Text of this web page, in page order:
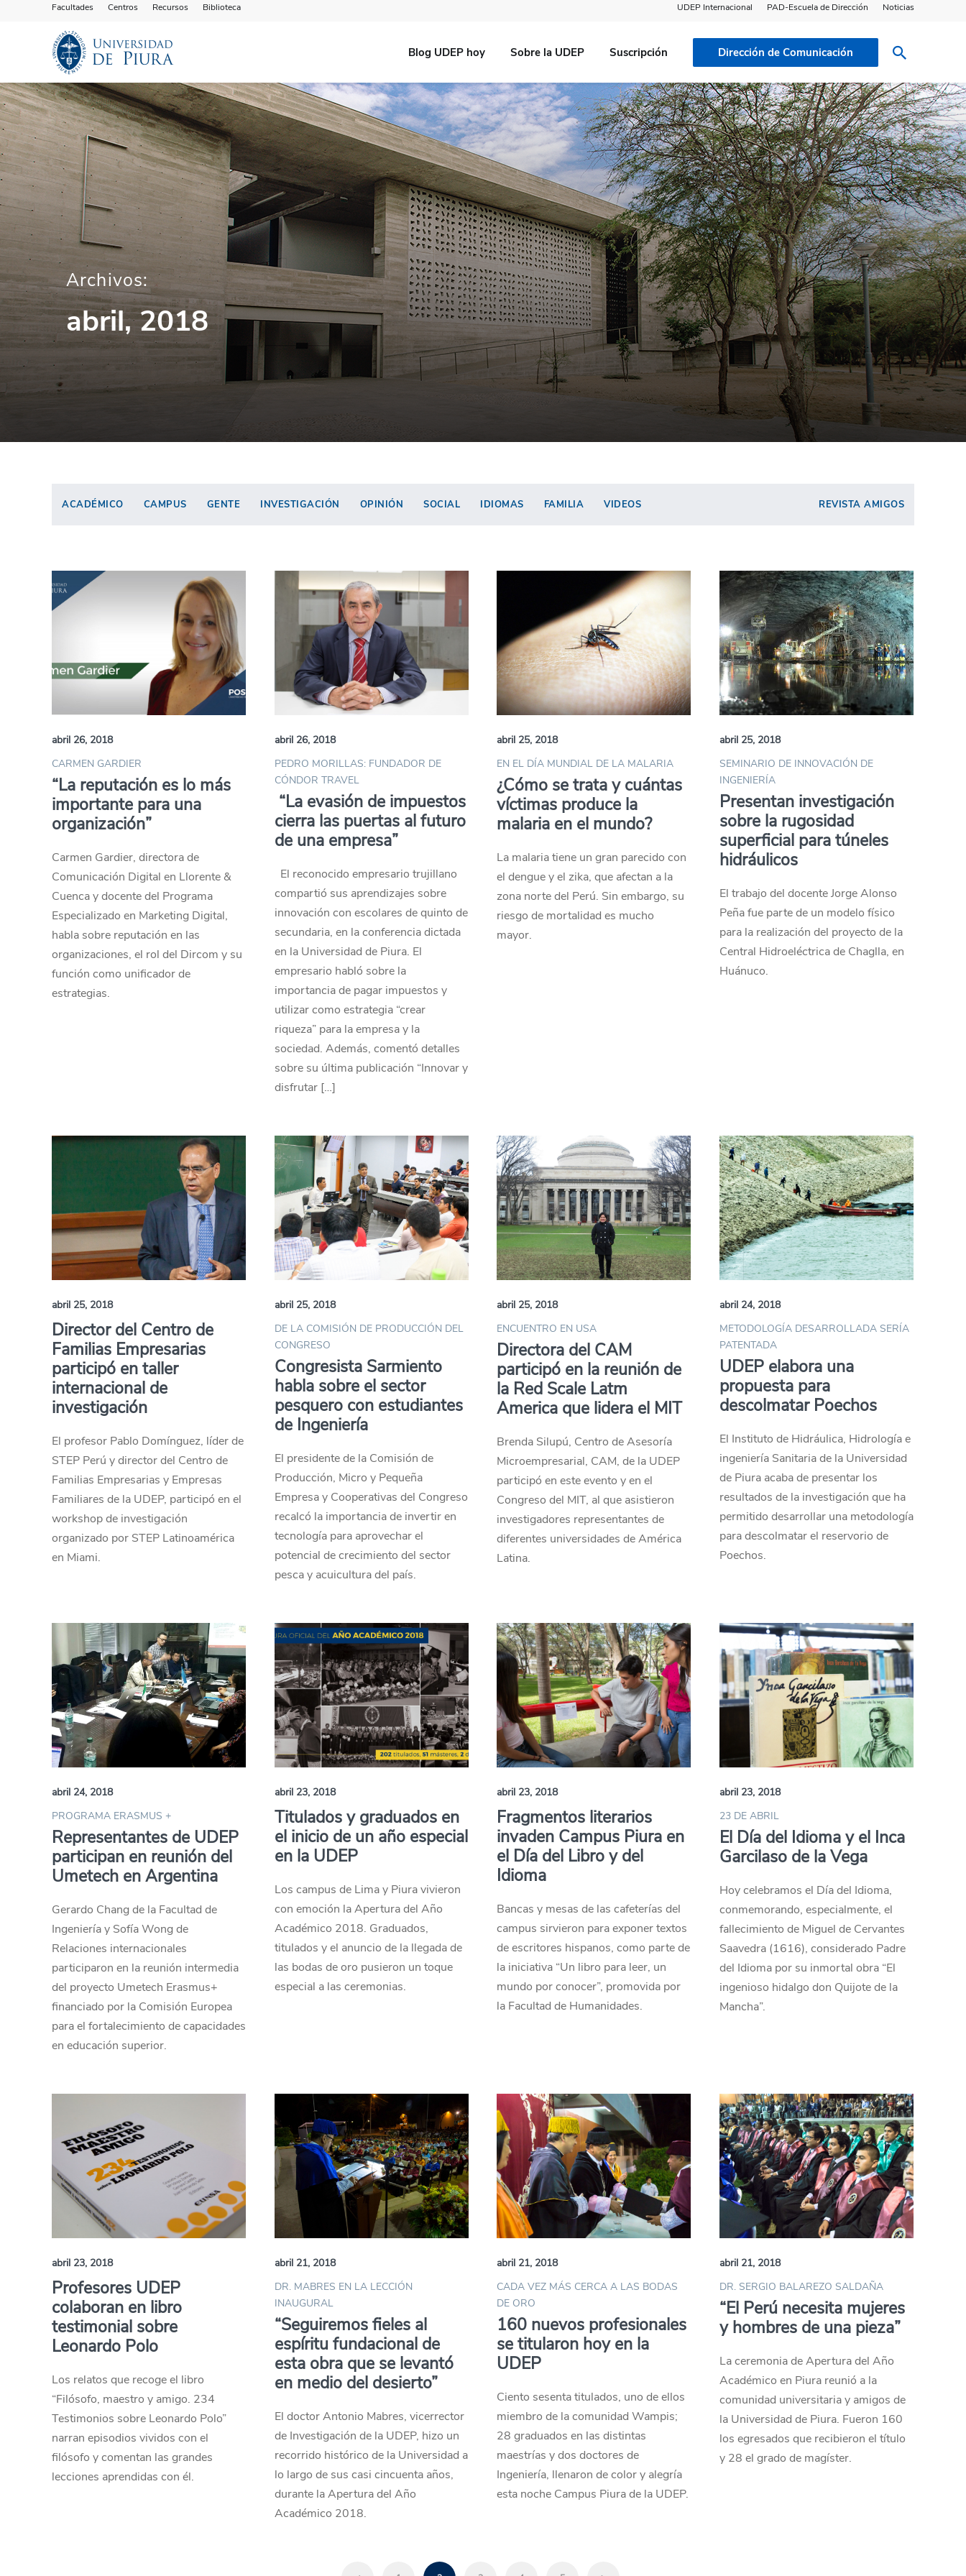
Facultades Centros Recursos Biblioteca UDEP Internacional PAD-Escuela de Dirección Noticias
Blog UDEP hoy Sobre la UDEP Suscripción Dirección de Comunicación
Archivos:
abril, 2018
ACADÉMICO CAMPUS GENTE INVESTIGACIÓN OPINIÓN SOCIAL IDIOMAS FAMILIA VIDEOS REVISTA AMIGOS
abril 26, 2018
CARMEN GARDIER
“La reputación es lo más
importante para una
organización”
Carmen Gardier, directora de
Comunicación Digital en Llorente &
Cuenca y docente del Programa
Especializado en Marketing Digital,
habla sobre reputación en las
organizaciones, el rol del Dircom y su
función como unificador de
estrategias.
abril 26, 2018
PEDRO MORILLAS: FUNDADOR DE
CÓNDOR TRAVEL
“La evasión de impuestos
cierra las puertas al futuro
de una empresa”
El reconocido empresario trujillano
compartió sus aprendizajes sobre
innovación con escolares de quinto de
secundaria, en la conferencia dictada
en la Universidad de Piura. El
empresario habló sobre la
importancia de pagar impuestos y
utilizar como estrategia “crear
riqueza” para la empresa y la
sociedad. Además, comentó detalles
sobre su última publicación “Innovar y
disfrutar […]
abril 25, 2018
EN EL DÍA MUNDIAL DE LA MALARIA
¿Cómo se trata y cuántas
víctimas produce la
malaria en el mundo?
La malaria tiene un gran parecido con
el dengue y el zika, que afectan a la
zona norte del Perú. Sin embargo, su
riesgo de mortalidad es mucho
mayor.
abril 25, 2018
SEMINARIO DE INNOVACIÓN DE
INGENIERÍA
Presentan investigación
sobre la rugosidad
superficial para túneles
hidráulicos
El trabajo del docente Jorge Alonso
Peña fue parte de un modelo físico
para la realización del proyecto de la
Central Hidroeléctrica de Chaglla, en
Huánuco.
abril 25, 2018
Director del Centro de
Familias Empresarias
participó en taller
internacional de
investigación
El profesor Pablo Domínguez, líder de
STEP Perú y director del Centro de
Familias Empresarias y Empresas
Familiares de la UDEP, participó en el
workshop de investigación
organizado por STEP Latinoamérica
en Miami.
abril 25, 2018
DE LA COMISIÓN DE PRODUCCIÓN DEL
CONGRESO
Congresista Sarmiento
habla sobre el sector
pesquero con estudiantes
de Ingeniería
El presidente de la Comisión de
Producción, Micro y Pequeña
Empresa y Cooperativas del Congreso
recalcó la importancia de invertir en
tecnología para aprovechar el
potencial de crecimiento del sector
pesca y acuicultura del país.
abril 25, 2018
ENCUENTRO EN USA
Directora del CAM
participó en la reunión de
la Red Scale Latm
America que lidera el MIT
Brenda Silupú, Centro de Asesoría
Microempresarial, CAM, de la UDEP
participó en este evento y en el
Congreso del MIT, al que asistieron
investigadores representantes de
diferentes universidades de América
Latina.
abril 24, 2018
METODOLOGÍA DESARROLLADA SERÍA
PATENTADA
UDEP elabora una
propuesta para
descolmatar Poechos
El Instituto de Hidráulica, Hidrología e
ingeniería Sanitaria de la Universidad
de Piura acaba de presentar los
resultados de la investigación que ha
permitido desarrollar una metodología
para descolmatar el reservorio de
Poechos.
abril 24, 2018
PROGRAMA ERASMUS +
Representantes de UDEP
participan en reunión del
Umetech en Argentina
Gerardo Chang de la Facultad de
Ingeniería y Sofía Wong de
Relaciones internacionales
participaron en la reunión intermedia
del proyecto Umetech Erasmus+
financiado por la Comisión Europea
para el fortalecimiento de capacidades
en educación superior.
abril 23, 2018
Titulados y graduados en
el inicio de un año especial
en la UDEP
Los campus de Lima y Piura vivieron
con emoción la Apertura del Año
Académico 2018. Graduados,
titulados y el anuncio de la llegada de
las bodas de oro pusieron un toque
especial a las ceremonias.
abril 23, 2018
Fragmentos literarios
invaden Campus Piura en
el Día del Libro y del
Idioma
Bancas y mesas de las cafeterías del
campus sirvieron para exponer textos
de escritores hispanos, como parte de
la iniciativa “Un libro para leer, un
mundo por conocer”, promovida por
la Facultad de Humanidades.
abril 23, 2018
23 DE ABRIL
El Día del Idioma y el Inca
Garcilaso de la Vega
Hoy celebramos el Día del Idioma,
conmemorando, especialmente, el
fallecimiento de Miguel de Cervantes
Saavedra (1616), considerado Padre
del Idioma por su inmortal obra “El
ingenioso hidalgo don Quijote de la
Mancha”.
abril 23, 2018
Profesores UDEP
colaboran en libro
testimonial sobre
Leonardo Polo
Los relatos que recoge el libro
“Filósofo, maestro y amigo. 234
Testimonios sobre Leonardo Polo”
narran episodios vividos con el
filósofo y comentan las grandes
lecciones aprendidas con él.
abril 21, 2018
DR. MABRES EN LA LECCIÓN
INAUGURAL
“Seguiremos fieles al
espíritu fundacional de
esta obra que se levantó
en medio del desierto”
El doctor Antonio Mabres, vicerrector
de Investigación de la UDEP, hizo un
recorrido histórico de la Universidad a
lo largo de sus casi cincuenta años,
durante la Apertura del Año
Académico 2018.
abril 21, 2018
CADA VEZ MÁS CERCA A LAS BODAS
DE ORO
160 nuevos profesionales
se titularon hoy en la
UDEP
Ciento sesenta titulados, uno de ellos
miembro de la comunidad Wampis;
28 graduados en las distintas
maestrías y dos doctores de
Ingeniería, llenaron de color y alegría
esta noche Campus Piura de la UDEP.
abril 21, 2018
DR. SERGIO BALAREZO SALDAÑA
“El Perú necesita mujeres
y hombres de una pieza”
La ceremonia de Apertura del Año
Académico en Piura reunió a la
comunidad universitaria y amigos de
la Universidad de Piura. Fueron 160
los egresados que recibieron el título
y 28 el grado de magíster.